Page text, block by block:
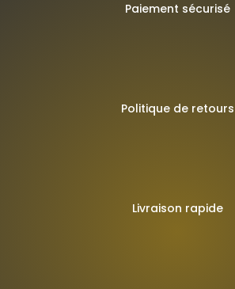
Paiement sécurisé
Politique de retours
Livraison rapide